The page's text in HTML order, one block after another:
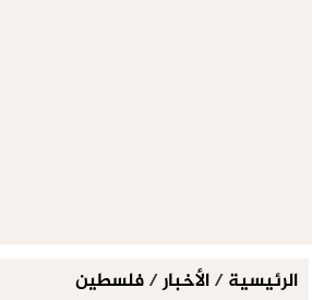
الرئيسية/الأخبار/فلسطين